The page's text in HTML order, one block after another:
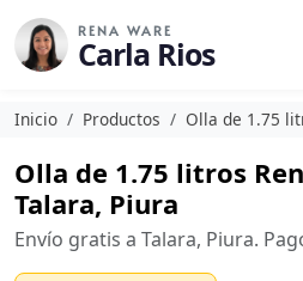
RENA WARE
Carla Rios
Inicio Productos Olla de 1.75
Olla de 1.75 litros
Talara, Piura
Envío gratis a Talara, Piura.